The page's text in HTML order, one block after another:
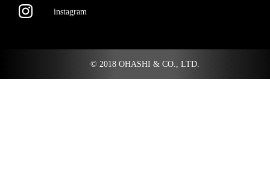
instagram
© 2018 OHASHI & CO., LTD.